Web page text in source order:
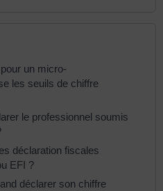
un micro-
les seuils de chiffre
le professionnel soumis
déclaration fiscales
EFI ?
déclarer son chiffre